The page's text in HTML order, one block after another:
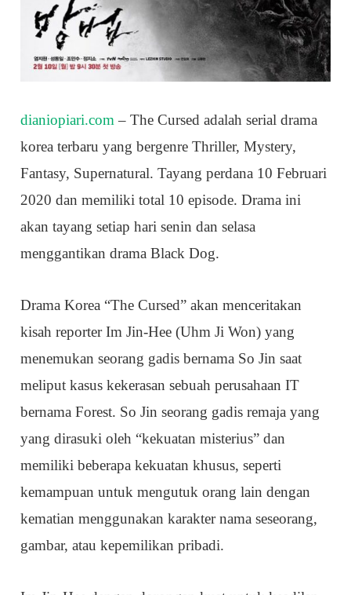
dianiopiari.com – The Cursed adalah serial drama
korea terbaru yang bergenre Thriller, Mystery,
Fantasy, Supernatural. Tayang perdana 10 Februari
2020 dan memiliki total 10 episode. Drama ini
akan tayang setiap hari senin dan selasa
menggantikan drama Black Dog.
Drama Korea “The Cursed” akan menceritakan
kisah reporter Im Jin-Hee (Uhm Ji Won) yang
menemukan seorang gadis bernama So Jin saat
meliput kasus kekerasan sebuah perusahaan IT
bernama Forest. So Jin seorang gadis remaja yang
yang dirasuki oleh “kekuatan misterius” dan
memiliki beberapa kekuatan khusus, seperti
kemampuan untuk mengutuk orang lain dengan
kematian menggunakan karakter nama seseorang,
gambar, atau kepemilikan pribadi.